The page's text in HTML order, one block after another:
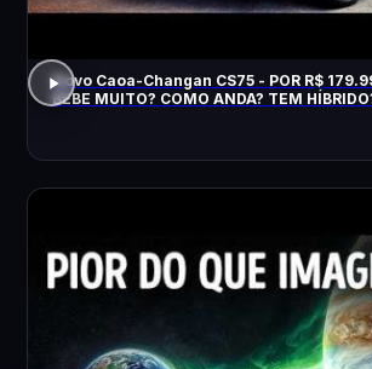
Novo Caoa-Changan CS75 - POR R$
BEBE MUITO? COMO ANDA? TEM